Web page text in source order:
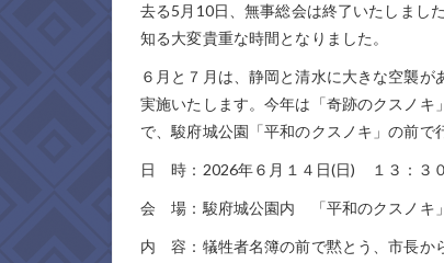
去る5月10日、無事総会は終了いたしまし
知る大変貴重な時間となりました。
６月と７月は、静岡と清水に大きな空襲
実施いたします。今年は「奇跡のクスノ
で、駿府城公園「平和のクスノキ」の前で
日 時：2026年６月１４日(日) １３：３０
会 場：駿府城公園内 「平和のクスノキ
内 容：犠牲者名簿の前で黙とう、市長か